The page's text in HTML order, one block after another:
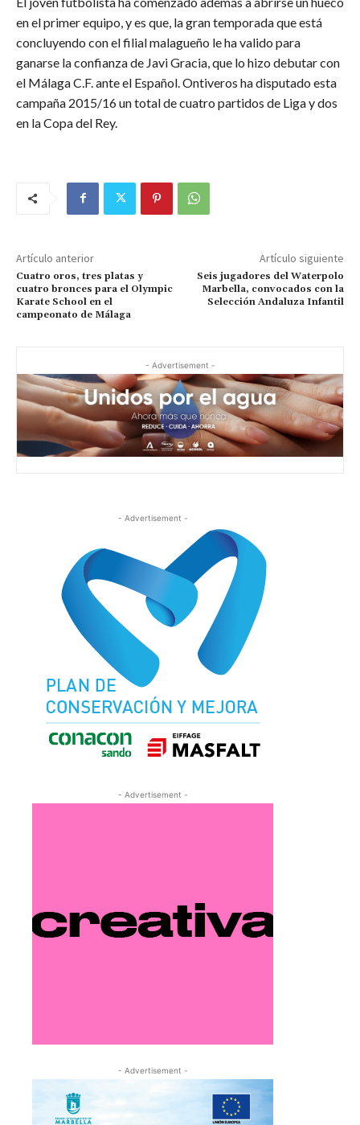
en el primer equipo, y es que, la gran temporada que está
concluyendo con el filial malagueño le ha valido para
ganarse la confianza de Javi Gracia, que lo hizo debutar con
el Málaga C.F. ante el Español. Ontiveros ha disputado esta
campaña 2015/16 un total de cuatro partidos de Liga y dos
en la Copa del Rey.
Artículo anterior
Cuatro oros, tres platas y
cuatro bronces para el Olympic
Karate School en el
campeonato de Málaga
Artículo siguiente
Seis jugadores del Waterpolo
Marbella, convocados con la
Selección Andaluza Infantil
- Advertisement -
- Advertisement -
- Advertisement -
- Advertisement -